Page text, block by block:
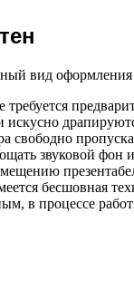
вид
требуется
свободно
звуковой
бесшовная
в процессе